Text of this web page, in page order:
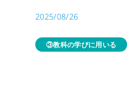
2025/08/26
③教科の学びに用いる